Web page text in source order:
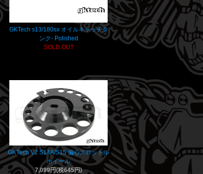
GKTech s13/180sx オイルキャッチタ
ンク- Polished
SOLD OUT
GKTech V2 S14A/S15 偏心スロットル
ホイール
7,099円(税645円)